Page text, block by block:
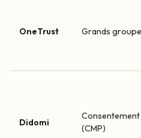
OneTrust Grands
Didomi
Consentement
(CMP)